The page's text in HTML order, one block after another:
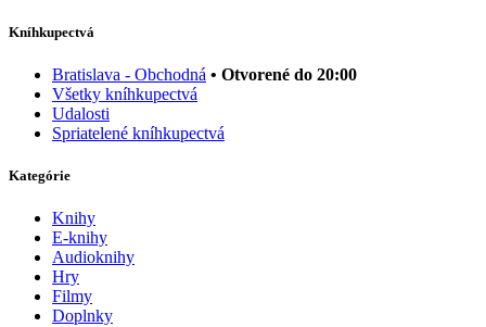
Kníhkupectvá
Bratislava - Obchodná • Otvorené do 20:00
Všetky kníhkupectvá
Udalosti
Spriatelené kníhkupectvá
Kategórie
Knihy
E-knihy
Audioknihy
Hry
Filmy
Doplnky